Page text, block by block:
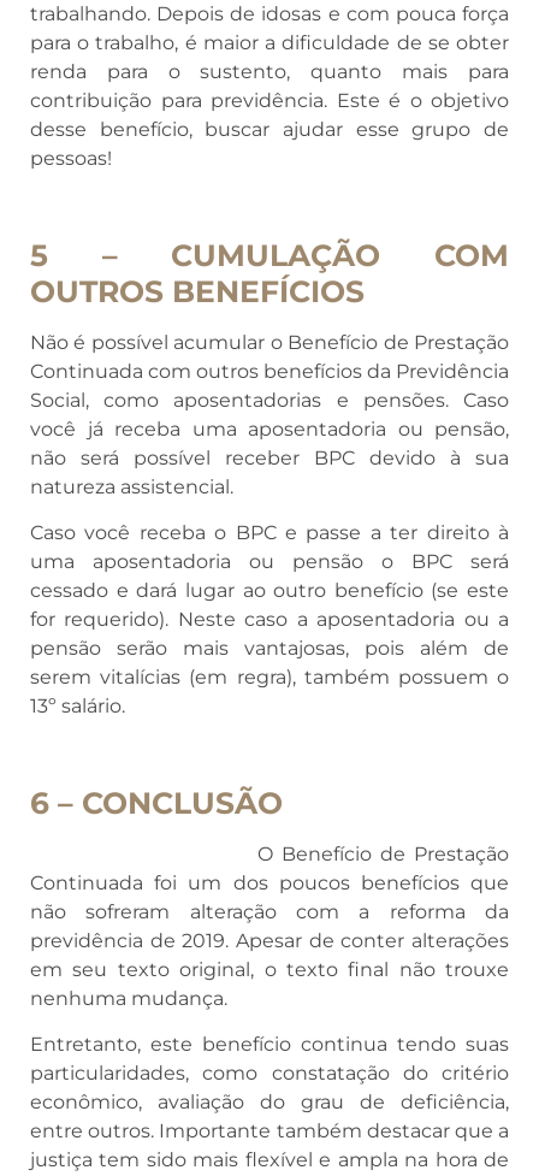
trabalhando. Depois de idosas e com pouca força
para o trabalho, é maior a dificuldade de se obter
renda para o sustento, quanto mais para
contribuição para previdência. Este é o objetivo
desse benefício, buscar ajudar esse grupo de
pessoas!
5 – CUMULAÇÃO COM
OUTROS BENEFÍCIOS
Não é possível acumular o Benefício de Prestação
Continuada com outros benefícios da Previdência
Social, como aposentadorias e pensões. Caso
você já receba uma aposentadoria ou pensão,
não será possível receber BPC devido à sua
natureza assistencial.
Caso você receba o BPC e passe a ter direito à
uma aposentadoria ou pensão o BPC será
cessado e dará lugar ao outro benefício (se este
for requerido). Neste caso a aposentadoria ou a
pensão serão mais vantajosas, pois além de
serem vitalícias (em regra), também possuem o
13º salário.
6 – CONCLUSÃO
O Benefício de Prestação
Continuada foi um dos poucos benefícios que
não sofreram alteração com a reforma da
previdência de 2019. Apesar de conter alterações
em seu texto original, o texto final não trouxe
nenhuma mudança.
Entretanto, este benefício continua tendo suas
particularidades, como constatação do critério
econômico, avaliação do grau de deficiência,
entre outros. Importante também destacar que a
justiça tem sido mais flexível e ampla na hora de